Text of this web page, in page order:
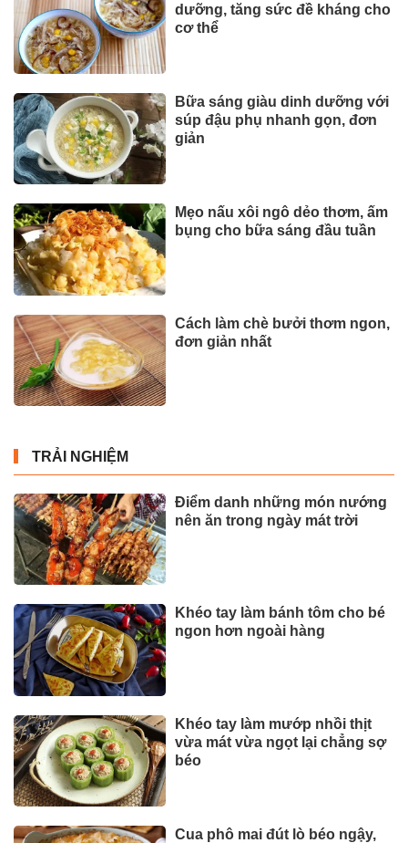
dưỡng, tăng sức đề kháng cho
cơ thể
Bữa sáng giàu dinh dưỡng với
súp đậu phụ nhanh gọn, đơn
giản
Mẹo nấu xôi ngô dẻo thơm, ấm
bụng cho bữa sáng đầu tuần
Cách làm chè bưởi thơm ngon,
đơn giản nhất
TRẢI NGHIỆM
Điểm danh những món nướng
nên ăn trong ngày mát trời
Khéo tay làm bánh tôm cho bé
ngon hơn ngoài hàng
Khéo tay làm mướp nhồi thịt
vừa mát vừa ngọt lại chẳng sợ
béo
Cua phô mai đút lò béo ngậy,